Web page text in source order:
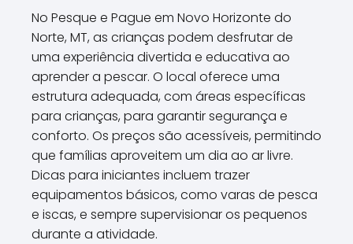
No Pesque e Pague em Novo Horizonte do
Norte, MT, as crianças podem desfrutar de
uma experiência divertida e educativa ao
aprender a pescar. O local oferece uma
estrutura adequada, com áreas específicas
para crianças, para garantir segurança e
conforto. Os preços são acessíveis, permitindo
que famílias aproveitem um dia ao ar livre.
Dicas para iniciantes incluem trazer
equipamentos básicos, como varas de pesca
e iscas, e sempre supervisionar os pequenos
durante a atividade.